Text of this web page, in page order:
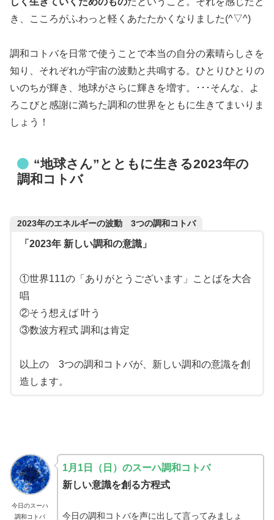
き、こころがふわっと軽くあたたかくなりました(^▽^)
調和コトバを日常で使うことで本当の自分の素晴らしさを
知り、それぞれが宇宙の波動と共鳴する。ひとりひとりの
いのちが輝き、地球がさらに輝きを増す。･･･そんな、よ
ろこびと感謝に満ちた調和の世界をともに生きてまいりま
しょう！
“地球さん”とともに生きる2023年の
調和コトバ
2023年のエネルギーの波動 3つの調和コトバ
「2023年 新しい調和の意識」
①世界111の「ありがとうございます」ことばを大合
唱
②そう想えば 叶う
③数波方程式 調和は肯定
以上の 3つの調和コトバが、新しい調和の意識を創
造します。
今日のスーハ
調和コトバ
1月1日（日）のスーハ調和コトバ
新しい意識を創る方程式
今日の調和コトバを声に出して言ってみましょ